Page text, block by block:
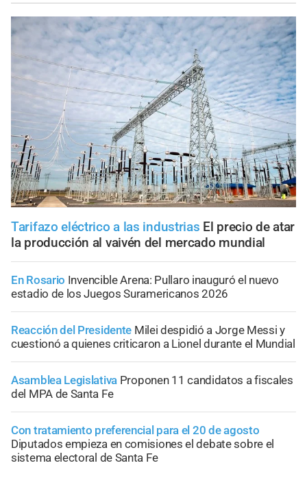
Tarifazo eléctrico a las industrias El precio de atar
la producción al vaivén del mercado mundial
En Rosario Invencible Arena: Pullaro inauguró el nuevo
estadio de los Juegos Suramericanos 2026
Reacción del Presidente Milei despidió a Jorge Messi y
cuestionó a quienes criticaron a Lionel durante el Mundial
Asamblea Legislativa Proponen 11 candidatos a fiscales
del MPA de Santa Fe
Con tratamiento preferencial para el 20 de agosto
Diputados empieza en comisiones el debate sobre el
sistema electoral de Santa Fe